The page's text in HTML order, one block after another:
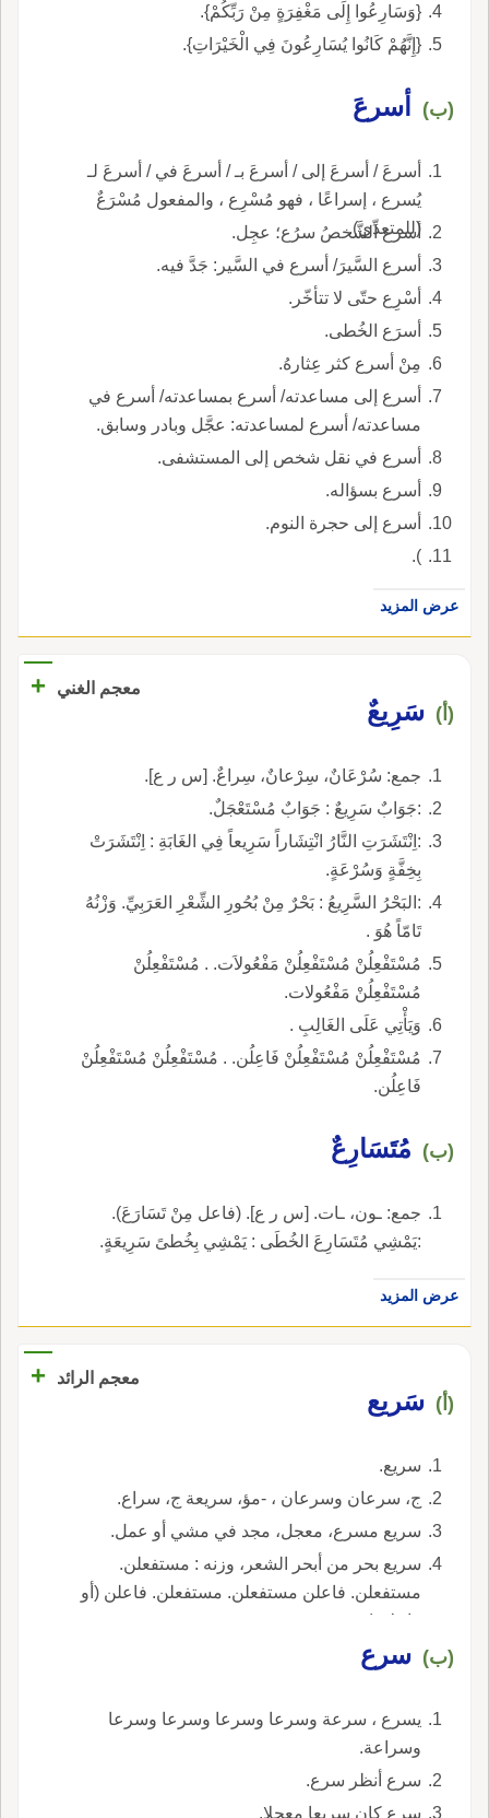
{وَسَارِعُوا إِلَى مَغْفِرَةٍ مِنْ رَبِّكُمْ}.
{إِنَّهُمْ كَانُوا يُسَارِعُونَ فِي الْخَيْرَاتِ}.
(ب) أسرعَ
أسرعَ / أسرعَ إلى / أسرعَ بـ / أسرعَ في / أسرعَ لـ
يُسرع ، إسراعًا ، فهو مُسْرِع ، والمفعول مُسْرَعٌ
(للمتعدِّي).
أسرع الشَّخصُ سرُع؛ عجِل.
أسرع السَّيرَ/ أسرع في السَّير: جَدَّ فيه.
أسْرِع حتّى لا تتأخّر.
أسرَع الخُطى.
مِنْ أسرع كثر عِثارهُ.
أسرع إلى مساعدته/ أسرع بمساعدته/ أسرع في
مساعدته/ أسرع لمساعدته: عجَّل وبادر وسابق.
أسرع في نقل شخص إلى المستشفى.
أسرع بسؤاله.
أسرع إلى حجرة النوم.
).
عرض المزيد
معجم الغني +
(أ) سَرِيعٌ
جمع: سُرْعَانٌ، سِرْعانٌ، سِراعٌ. [س ر ع].
:جَوَابٌ سَرِيعٌ : جَوَابٌ مُسْتَعْجَلٌ.
:اِنْتَشَرَتِ النَّارُ انْتِشَاراً سَرِيعاً فِي الغَابَةِ : اِنْتَشَرَتْ
بِخِفَّةٍ وَسُرْعَةٍ.
:البَحْرُ السَّرِيعُ : بَحْرٌ مِنْ بُحُورِ الشِّعْرِ العَرَبِيِّ. وَزْنُهُ
تَامّاً هُوَ .
مُسْتَفْعِلُنْ مُسْتَفْعِلُنْ مَفْعُولاَت. . مُسْتَفْعِلُنْ
مُسْتَفْعِلُنْ مَفْعُولات.
وَيَأْتِي عَلَى الغَالِبِ .
مُسْتَفْعِلُنْ مُسْتَفْعِلُنْ فَاعِلُن. . مُسْتَفْعِلُنْ مُسْتَفْعِلُنْ
فَاعِلُن.
(ب) مُتَسَارِعٌ
جمع: ـون، ـات. [س ر ع]. (فاعل مِنْ تَسَارَعَ).
:يَمْشِي مُتَسَارِعَ الخُطَى : يَمْشِي بِخُطىً سَرِيعَةٍ.
عرض المزيد
معجم الرائد +
(أ) سَريع
سريع.
ج، سرعان وسرعان ، -مؤ، سريعة ج، سراع.
سريع مسرع، معجل، مجد في مشي أو عمل.
سريع بحر من أبحر الشعر، وزنه : مستفعلن.
مستفعلن. فاعلن مستفعلن. مستفعلن. فاعلن (أو
فاعلان).
(ب) سرع
يسرع ، سرعة وسرعا وسرعا وسرعا وسرعا
وسراعة.
سرع أنظر سرع.
سرع كان سريعا معجلا.